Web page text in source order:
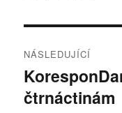
NÁSLEDUJÍCÍ
Následující
příspěvek:
čtrnáctinám